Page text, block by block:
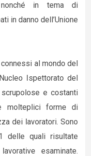
nonché in tema di
in danno dell’Unione
al mondo del
Ispettorato del
e costanti
molteplici forme di
dei lavoratori. Sono
delle quali risultate
esaminate.